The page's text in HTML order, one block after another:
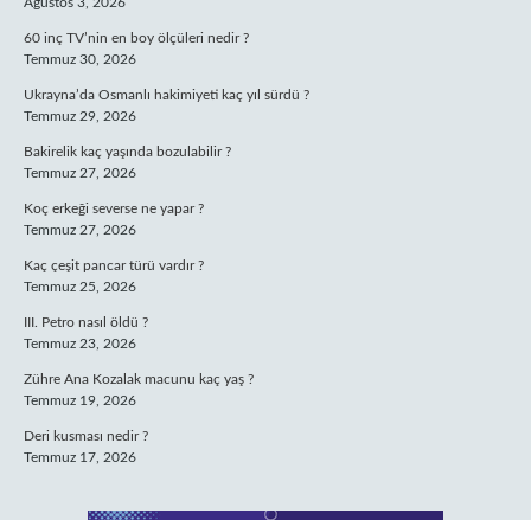
60 inç TV’nin en boy ölçüleri nedir ?
Temmuz 30, 2026
Ukrayna’da Osmanlı hakimiyeti kaç yıl sürdü ?
Temmuz 29, 2026
Bakirelik kaç yaşında bozulabilir ?
Temmuz 27, 2026
Koç erkeği severse ne yapar ?
Temmuz 27, 2026
Kaç çeşit pancar türü vardır ?
Temmuz 25, 2026
III. Petro nasıl öldü ?
Temmuz 23, 2026
Zühre Ana Kozalak macunu kaç yaş ?
Temmuz 19, 2026
Deri kusması nedir ?
Temmuz 17, 2026